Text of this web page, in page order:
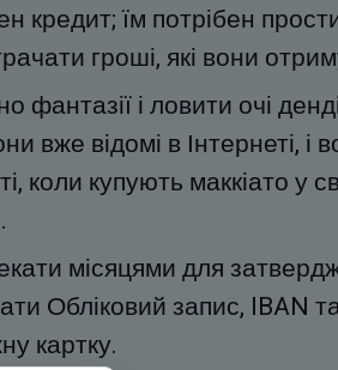
кредит; їм потрібен
гроші, які вони
фантазії і ловити очі
вже відомі в Інтернеті, і
коли купують маккіато у
місяцями для
Обліковий запис, IBAN
картку.